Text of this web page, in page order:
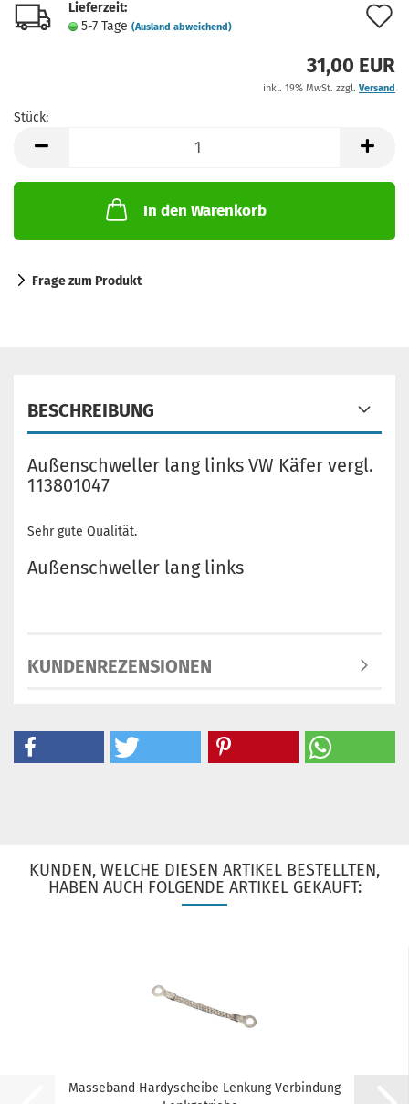
Lieferzeit:
5-7 Tage (Ausland abweichend)
31,00 EUR
inkl. 19% MwSt. zzgl. Versand
Stück:
In den Warenkorb
Frage zum Produkt
BESCHREIBUNG
Außenschweller lang links VW Käfer vergl.
113801047
Sehr gute Qualität.
Außenschweller lang links
KUNDENREZENSIONEN
KUNDEN, WELCHE DIESEN ARTIKEL BESTELLTEN,
HABEN AUCH FOLGENDE ARTIKEL GEKAUFT:
Masseband Hardyscheibe Lenkung Verbindung